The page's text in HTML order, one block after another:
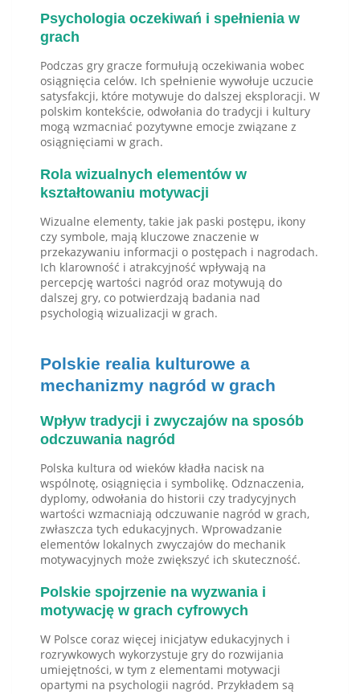
Psychologia oczekiwań i spełnienia w
grach
Podczas gry gracze formułują oczekiwania wobec
osiągnięcia celów. Ich spełnienie wywołuje uczucie
satysfakcji, które motywuje do dalszej eksploracji. W
polskim kontekście, odwołania do tradycji i kultury
mogą wzmacniać pozytywne emocje związane z
osiągnięciami w grach.
Rola wizualnych elementów w
kształtowaniu motywacji
Wizualne elementy, takie jak paski postępu, ikony
czy symbole, mają kluczowe znaczenie w
przekazywaniu informacji o postępach i nagrodach.
Ich klarowność i atrakcyjność wpływają na
percepcję wartości nagród oraz motywują do
dalszej gry, co potwierdzają badania nad
psychologią wizualizacji w grach.
Polskie realia kulturowe a
mechanizmy nagród w grach
Wpływ tradycji i zwyczajów na sposób
odczuwania nagród
Polska kultura od wieków kładła nacisk na
wspólnotę, osiągnięcia i symbolikę. Odznaczenia,
dyplomy, odwołania do historii czy tradycyjnych
wartości wzmacniają odczuwanie nagród w grach,
zwłaszcza tych edukacyjnych. Wprowadzanie
elementów lokalnych zwyczajów do mechanik
motywacyjnych może zwiększyć ich skuteczność.
Polskie spojrzenie na wyzwania i
motywację w grach cyfrowych
W Polsce coraz więcej inicjatyw edukacyjnych i
rozrywkowych wykorzystuje gry do rozwijania
umiejętności, w tym z elementami motywacji
opartymi na psychologii nagród. Przykładem są